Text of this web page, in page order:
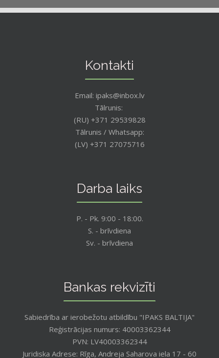
Kontakti
Email: ipaks@inbox.lv
Tālrunis:
(RU) +371 29539828
Tālrunis / Whatsapp:
(LV) +371 27075716
Darba laiks
P. - Pk. 9:00 - 18:00.
S. - brīvdiena
Sv. - brīvdiena
Bankas rekvizīti
Sabiedrība ar ierobežotu atbildību "IPAKS BALTIJA"
Reģistrācijas numurs: 40003362344
PVN: LV40003362344
Juridiska Adrese: Rīga, Andreja Saharova iela 17 - 60